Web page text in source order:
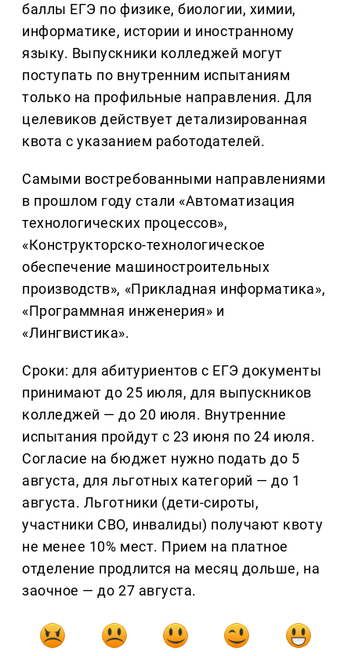
баллы ЕГЭ по физике, биологии, химии,
информатике, истории и иностранному
языку. Выпускники колледжей могут
поступать по внутренним испытаниям
только на профильные направления. Для
целевиков действует детализированная
квота с указанием работодателей.
Самыми востребованными направлениями
в прошлом году стали «Автоматизация
технологических процессов»,
«Конструкторско-технологическое
обеспечение машиностроительных
производств», «Прикладная информатика»,
«Программная инженерия» и
«Лингвистика».
Сроки: для абитуриентов с ЕГЭ документы
принимают до 25 июля, для выпускников
колледжей — до 20 июля. Внутренние
испытания пройдут с 23 июня по 24 июля.
Согласие на бюджет нужно подать до 5
августа, для льготных категорий — до 1
августа. Льготники (дети-сироты,
участники СВО, инвалиды) получают квоту
не менее 10% мест. Прием на платное
отделение продлится на месяц дольше, на
заочное — до 27 августа.